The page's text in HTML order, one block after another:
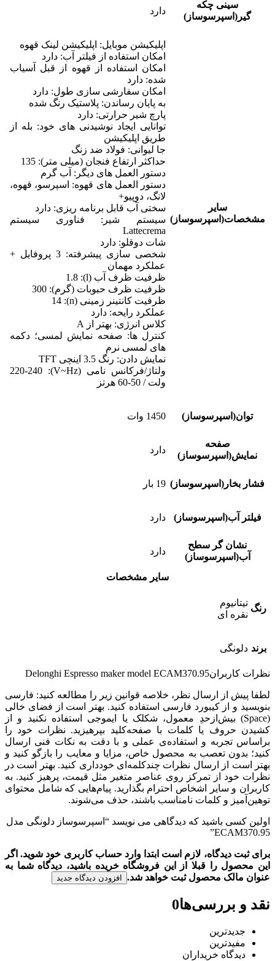
سینی چکه
گیر(اسپرسوساز)
دارد
سایر
مشخصات(اسپرسوساز)
اپلیکیشن موبایل: اپلیکیشن لینک قهوه
امکان استفاده از فیلتر آب: دارد
امکان استفاده از قهوه از قبل آسیاب
شده: دارد
امکان سفارشی سازی طول: دارد
به پایان رساندن: پلاستیک رنگ شده
پارچ شیر حرارتی: دارد
توانایی ایجاد نوشیدنی های خود: بله از
طریق اپلیکیشن
جا لیوانی: فولاد ضد زنگ
حداکثر ارتفاع فنجان (میلی متر): 135
دستور العمل های دیگر: آب گرم
دستور العمل های قهوه: اسپرسو، قهوه،
لانگ، دوپیو+
سختی آب قابل برنامه ریزی: دارد
سیستم شیر: فناوری سیستم
Lattecrema
شات دوقلو: دارد
شخصی سازی پیشرفته: 3 پروفایل +
عملکرد مهمان
ظرفیت ظرف آب (l): 1.8
ظرفیت ظرف حبوبات (گرم): 300
ظرفیت کانتینر زمینی (n): 14
عملکرد رایحه: دارد
کلاس انرژی: بهتر از A
کنترل ها: صفحه نمایش لمسی؛ دکمه
های لمسی نرم
نمایش دادن: رنگ 3.5 اینچی TFT
ولتاژ/فرکانس نامی (V~Hz): 220-240
ولت / 50-60 هرتز
توان(اسپرسوساز) 1450 وات
صفحه
نمایش(اسپرسوساز)
دارد
فشار بخار(اسپرسوساز) 19 بار
فیلتر آب(اسپرسوساز) دارد
نشان گر سطح
آب(اسپرسوساز)
دارد
سایر مشخصات
رنگ
تیتانیوم
نقره ای
برند دلونگی
نظرات کاربرانDelonghi Espresso maker model ECAM370.95
لطفا پیش از ارسال نظر، خلاصه قوانین زیر را مطالعه کنید: فارسی
بنویسید و از کیبورد فارسی استفاده کنید. بهتر است از فضای خالی
(Space) بیش‌از‌حدِ معمول، شکلک یا ایموجی استفاده نکنید و از
کشیدن حروف یا کلمات با صفحه‌کلید بپرهیزید. نظرات خود را
براساس تجربه و استفاده‌ی عملی و با دقت به نکات فنی ارسال
کنید؛ بدون تعصب به محصول خاص، مزایا و معایب را بازگو کنید و
بهتر است از ارسال نظرات چندکلمه‌‌ای خودداری کنید. بهتر است در
نظرات خود از تمرکز روی عناصر متغیر مثل قیمت، پرهیز کنید. به
کاربران و سایر اشخاص احترام بگذارید. پیام‌هایی که شامل محتوای
توهین‌آمیز و کلمات نامناسب باشند، حذف می‌شوند.
اولین کسی باشید که دیدگاهی می نویسد “اسپرسوساز دلونگی مدل
ECAM370.95”
برای ثبت دیدگاه، لازم است ابتدا وارد حساب کاربری خود شوید. اگر
این محصول را قبلا از این فروشگاه خریده باشید، دیدگاه شما به
عنوان مالک محصول ثبت خواهد شد. افزودن دیدگاه جدید
نقد و بررسی‌ها0
جدیدترین
مفیدترین
دیدگاه خریداران